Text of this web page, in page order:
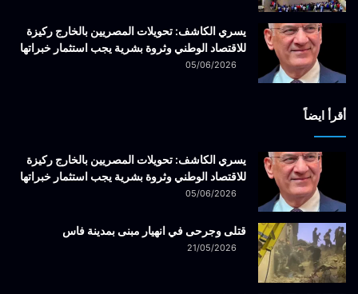
يسري الكاشف: تحويلات المصريين بالخارج ركيزة
للاقتصاد الوطني وثروة بشرية يجب استثمار خبراتها
05/06/2026
أقرأ ايضاً
يسري الكاشف: تحويلات المصريين بالخارج ركيزة
للاقتصاد الوطني وثروة بشرية يجب استثمار خبراتها
05/06/2026
قتلى وجرحى في انهيار مبنى بمدينة فاس
21/05/2026